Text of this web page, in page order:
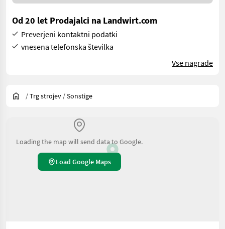
Od 20 let Prodajalci na Landwirt.com
Preverjeni kontaktni podatki
vnesena telefonska številka
Vse nagrade
/Trg strojev /Sonstige
Loading the map will send data to Google.
Load Google Maps